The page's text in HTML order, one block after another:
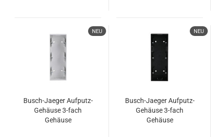
NEU
Busch-Jaeger Aufputz-
Gehäuse 3-fach
Gehäuse
NEU
Busch-Jaeger Aufputz-
Gehäuse 3-fach
Gehäuse